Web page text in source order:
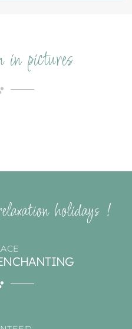
in pictures
holidays !